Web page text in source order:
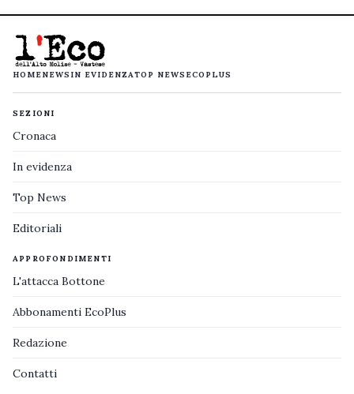
HOMENEWS IN EVIDENZATOP NEWS ECOPLUS
SEZIONI
Cronaca
In evidenza
Top News
Editoriali
APPROFONDIMENTI
L'attacca Bottone
Abbonamenti EcoPlus
Redazione
Contatti